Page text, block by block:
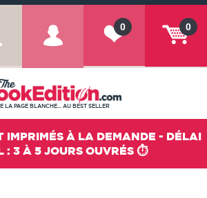
0
0
LA PAGE BLANCHE... AU BEST SELLER
IMPRIMÉS À LA DEMANDE - DÉLAI
: 3 À 5 JOURS OUVRÉS ⏱️